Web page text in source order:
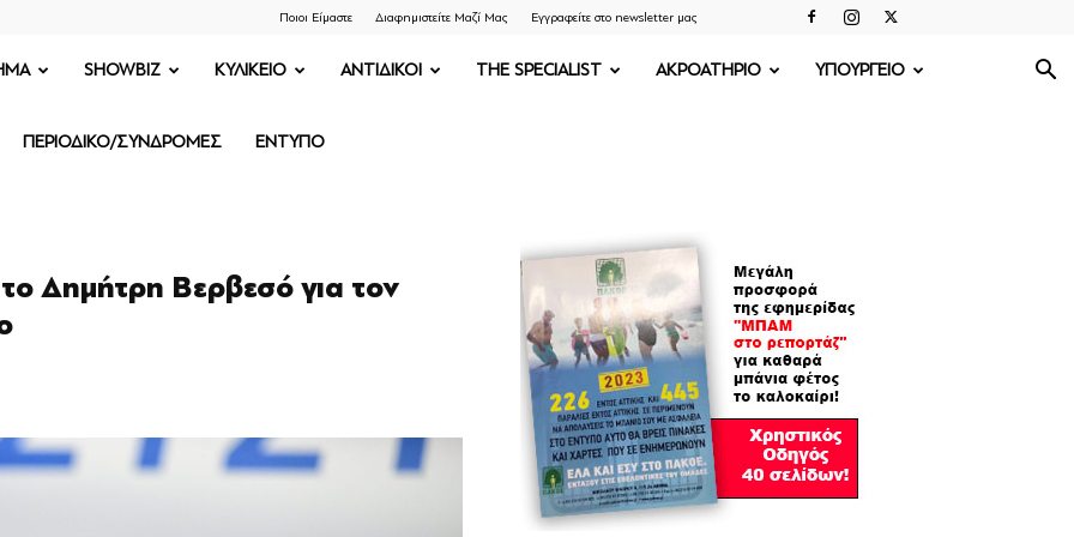
Ποιοι Είμαστε Διαφημιστείτε Μαζί Μας Εγγραφείτε στο newsletter μας
SHOWBIZ ΚΥΛΙΚΕΙΟ ΑΝΤΙΔΙΚΟΙ THE SPECIALIST ΑΚΡΟΑΤΗΡΙΟ ΥΠΟΥΡΓΕΙΟ
ΠΕΡΙΟΔΙΚΟ/ΣΥΝΔΡΟΜΕΣ ΕΝΤΥΠΟ
Δημήτρη Βερβεσό για τον